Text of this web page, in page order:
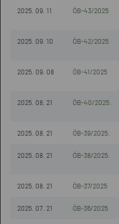
2025. 09. 11 ÖB-43/2025
2025. 09. 10 ÖB-42/2025
2025. 09. 08 ÖB-41/2025
2025. 08. 21 ÖB-40/2025.
2025. 08. 21 ÖB-39/2025.
2025. 08. 21 ÖB-38/2025.
2025. 08. 21 ÖB-37/2025
2025. 07. 21 ÖB-36/2025